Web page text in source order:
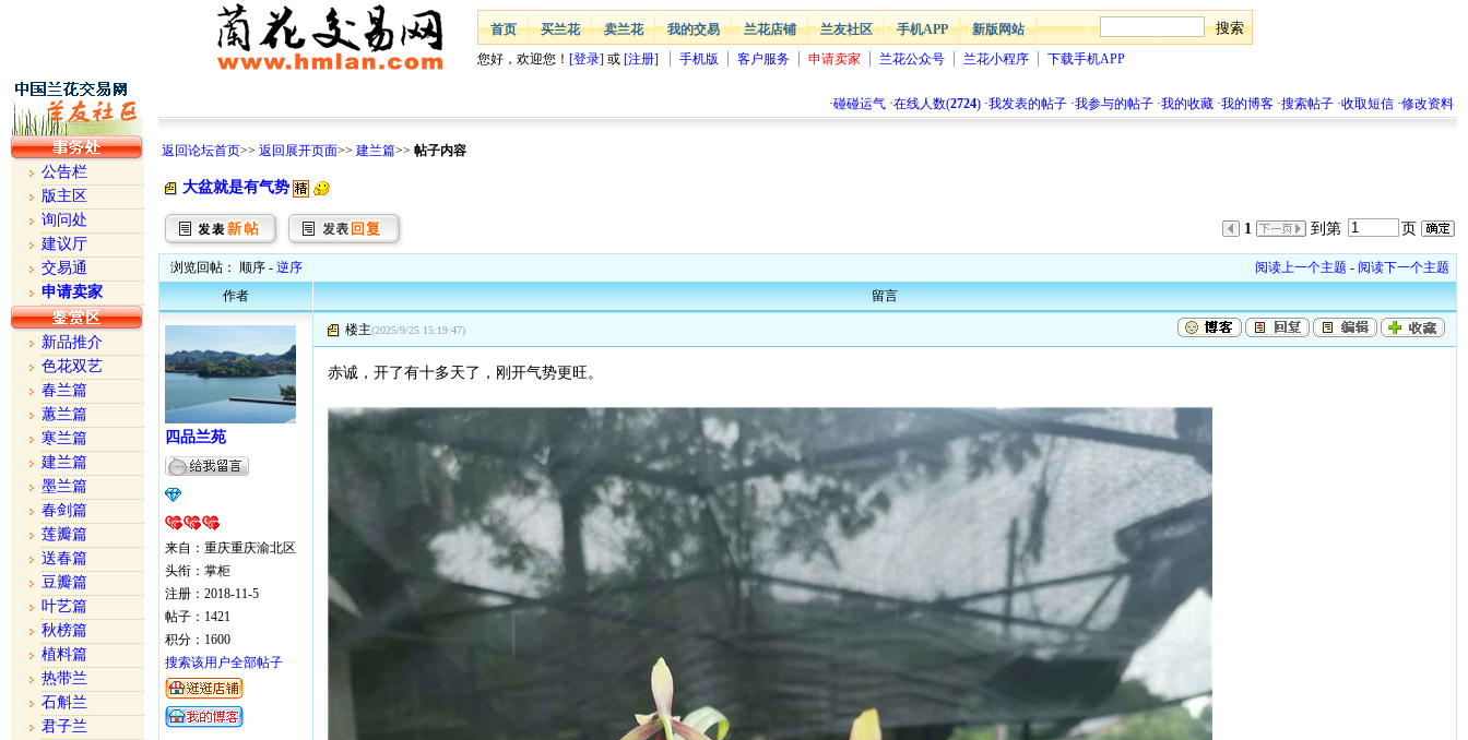
首页 买兰花 卖兰花 我的交易 兰花店铺 兰友社区 手机APP
新版网站
您好，欢迎您！ [登录] 或 [注册] 手机版 客户服务 申请卖家 兰花公众号 兰花小程序 下载手机APP
·碰碰运气 ·在线人数(2724) ·我发表的帖子 ·我参与的帖子 ·我的收藏 ·我的博客 ·搜索帖子 ·收取短信 ·修改资料
返回论坛首页>> 返回展开页面>> 建兰篇>> 帖子内容
大盆就是有气势
1 到第 页
浏览回帖： 顺序 - 逆序 阅读上一个主题 - 阅读下一个主题
作者
留言
四品兰苑
来自：重庆重庆渝北区
头衔：掌柜
注册：2018-11-5
帖子：1421
积分：1600
搜索该用户全部帖子
楼主(2025/9/25 15:19:47)
赤诚，开了有十多天了，刚开气势更旺。
公告栏
版主区
询问处
建议厅
交易通
申请卖家
新品推介
色花双艺
春兰篇
蕙兰篇
寒兰篇
建兰篇
墨兰篇
春剑篇
莲瓣篇
送春篇
豆瓣篇
叶艺篇
秋榜篇
植料篇
热带兰
石斛兰
君子兰